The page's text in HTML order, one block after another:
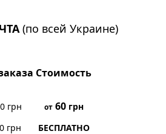
(по всей Украине)
Стоимость
грн от60грн
грн
БЕСПЛАТНО